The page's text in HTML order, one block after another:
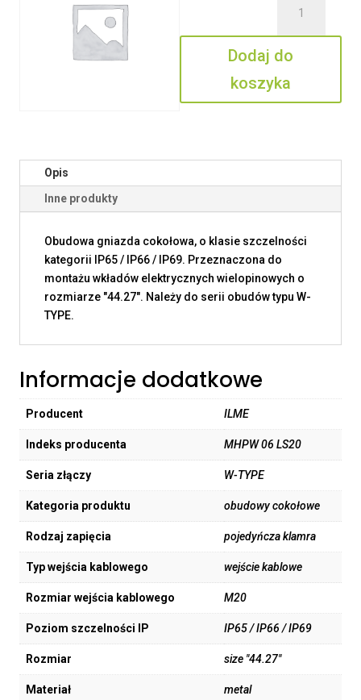
MHPW
06
LS20
Dodaj do
koszyka
Opis
Inne produkty
Obudowa gniazda cokołowa, o klasie szczelności
kategorii IP65 / IP66 / IP69. Przeznaczona do
montażu wkładów elektrycznych wielopinowych o
rozmiarze "44.27". Należy do serii obudów typu W-
TYPE.
Informacje dodatkowe
Producent ILME
Indeks producenta MHPW 06 LS20
Seria złączy W-TYPE
Kategoria produktu obudowy cokołowe
Rodzaj zapięcia pojedyńcza klamra
Typ wejścia kablowego wejście kablowe
Rozmiar wejścia kablowego M20
Poziom szczelności IP IP65 / IP66 / IP69
Rozmiar size "44.27"
Materiał metal